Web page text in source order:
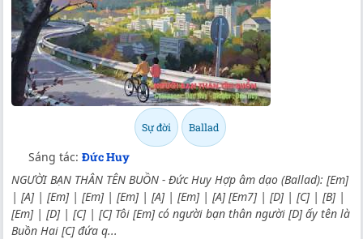
Sự đời Ballad
Sáng tác: Đức Huy
NGƯỜI BẠN THÂN TÊN BUỒN - Đức Huy Hợp âm dạo (Ballad): [Em]
| [A] | [Em] | [Em] | [Em] | [A] | [Em] | [A] [Em7] | [D] | [C] | [B] |
[Em] | [D] | [C] | [C] Tôi [Em] có người bạn thân người [D] ấy tên là
Buồn Hai [C] đứa q...